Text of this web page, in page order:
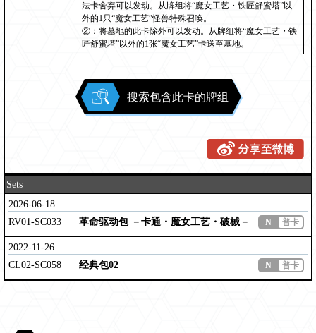
法卡舍弃可以发动。从牌组将“魔女工艺・铁匠舒蜜塔”以
外的1只“魔女工艺”怪兽特殊召唤。
②：将墓地的此卡除外可以发动。从牌组将“魔女工艺・铁
匠舒蜜塔”以外的1张“魔女工艺”卡送至墓地。
搜索包含此卡的牌组
Sets
2026-06-18
RV01-SC033
革命驱动包 －卡通・魔女工艺・破械－ N 普卡
2022-11-26
CL02-SC058
经典包02 N 普卡